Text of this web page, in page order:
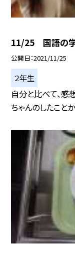
11/25 国語の
公開日 2021/11/25
２年生
自分と比べて、感
ちゃんのしたことか